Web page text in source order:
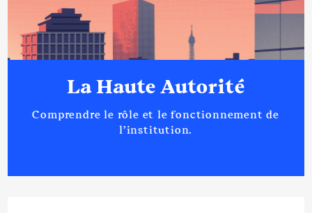
La Haute Autorité
Comprendre le rôle et le fonctionnement de
l’institution.